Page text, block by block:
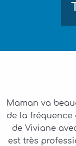
Maman va
de la fréquence
de Viviane
est très